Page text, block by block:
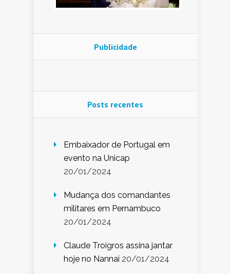
Publicidade
Posts recentes
Embaixador de Portugal em
evento na Unicap
20/01/2024
Mudança dos comandantes
militares em Pernambuco
20/01/2024
Claude Troigros assina jantar
hoje no Nannai 20/01/2024